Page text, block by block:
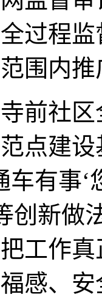
过程
围内推
社区
点建
车有事
创新做
工作
感、安